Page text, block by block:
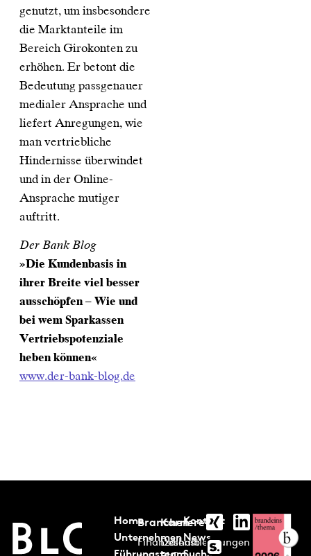
genutzt, um insbesondere
die Marktanteile im
Bereich Girokonten zu
erhöhen. Er betont die
Bedeutung passgenauer
medialer Ansprache und
liefert Anregungen, wie
man vertriebliche
Hindernisse überwindet
und in der Online-
Ansprache mutiger
auftritt.
Der Bank Blog
»Die Kundenbasis in
ihrer Breite viel besser
ausschöpfen​ – Wie und
bei wem Sparkassen
Vertriebspotenziale
heben können«
www.der-bank-blog.de
Home
Unternehmen
Führungsteam
Branchen
Finanzdienstleistungen
Karriere
Deshalb
Kontakt
News
Suche